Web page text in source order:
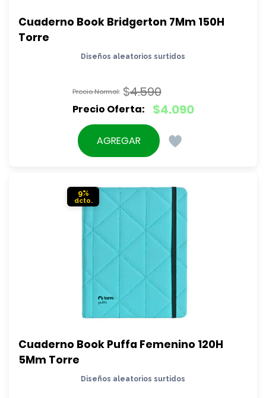
Cuaderno Book Bridgerton 7Mm 150H
Torre
Diseños aleatorios surtidos
$4.590
El
precio
original
$4.090
El
precio
actual
AGREGAR
9%
Cuaderno Book Puffa Femenino 120H
5Mm Torre
Diseños aleatorios surtidos